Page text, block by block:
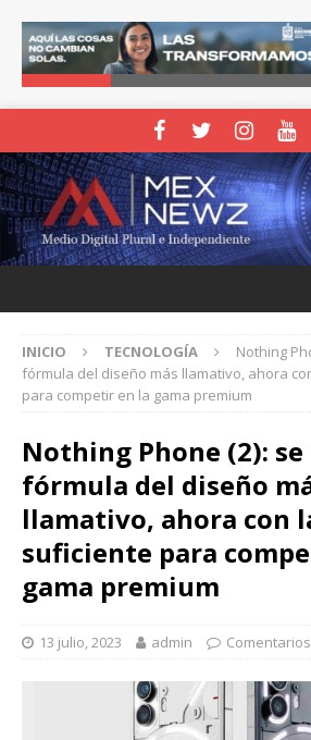
INICIO TECNOLOGÍA
Nothing
fórmula del diseño más llamativo, ahora
para competir en la gama premium
Nothing Phone (2):
fórmula del diseño
llamativo, ahora con
suficiente para
gama premium
13 julio, 2023 admin